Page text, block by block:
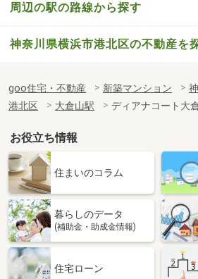
周辺の駅の路線から探す
神奈川県横浜市港北区の不動産を
goo住宅・不動産 新築マンション
港北区
大倉山駅 ディアナコート大
お役立ち情報
住まいのコラム
暮らしのデータ
(補助金・助成金情報)
住宅ローン